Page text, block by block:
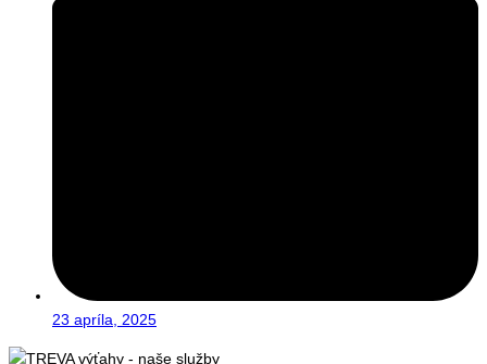
23 apríla, 2025